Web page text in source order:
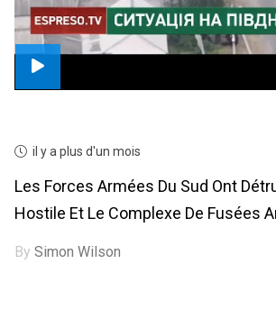
il y a plus d'un mois
Les Forces Armées Du Sud Ont
Hostile Et Le Complexe De Fusées
BySimon Wilson